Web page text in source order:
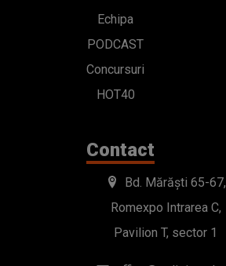
Echipa
PODCAST
Concursuri
HOT40
Contact
Bd. Mărăști 65-67,
Romexpo Intrarea C,
Pavilion T, sector 1